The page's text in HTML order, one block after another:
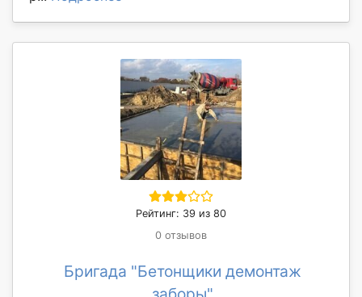
Рейтинг: 39 из 80
0 отзывов
Бригада "Бетонщики демонтаж